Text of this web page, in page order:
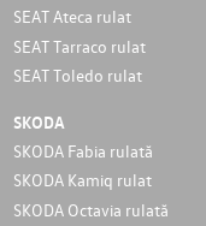
SEAT Ateca rulat
SEAT Tarraco rulat
SEAT Toledo rulat
SKODA
SKODA Fabia rulată
SKODA Kamiq rulat
SKODA Octavia rulată